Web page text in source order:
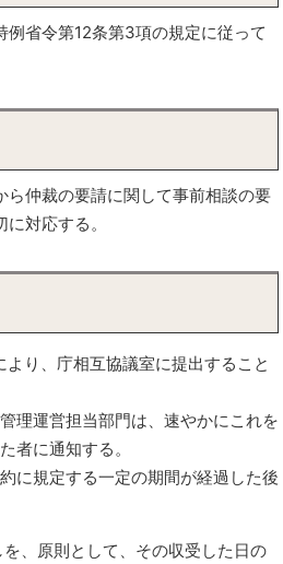
省令第12条第3項の規定に従って
仲裁の要請に関して事前相談の要
対応する。
り、庁相互協議室に提出すること
理運営担当部門は、速やかにこれを
者に通知する。
に規定する一定の期間が経過した後
、原則として、その収受した日の